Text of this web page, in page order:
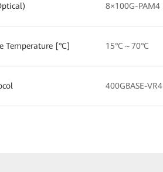
8×100G-PAM4
Temperature [°C] 15°C～70°C
400GBASE-VR4